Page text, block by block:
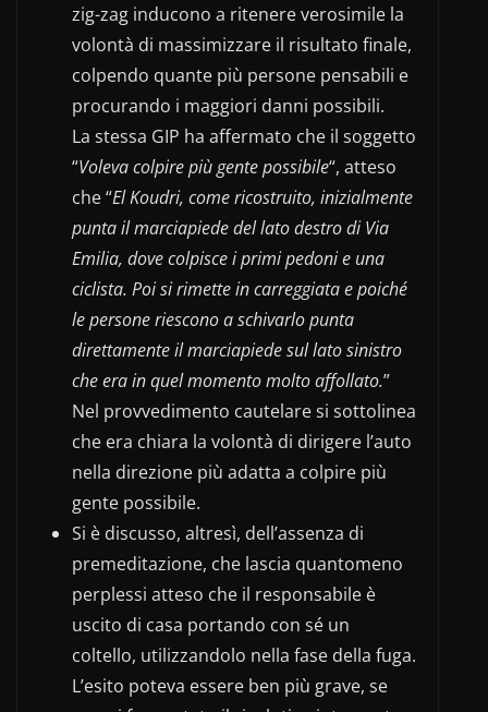
zig-zag inducono a ritenere verosimile la
volontà di massimizzare il risultato finale,
colpendo quante più persone pensabili e
procurando i maggiori danni possibili.
La stessa GIP ha affermato che il soggetto
“Voleva colpire più gente possibile“, atteso
che “El Koudri, come ricostruito, inizialmente
punta il marciapiede del lato destro di Via
Emilia, dove colpisce i primi pedoni e una
ciclista. Poi si rimette in carreggiata e poiché
le persone riescono a schivarlo punta
direttamente il marciapiede sul lato sinistro
che era in quel momento molto affollato.”
Nel provvedimento cautelare si sottolinea
che era chiara la volontà di dirigere l’auto
nella direzione più adatta a colpire più
gente possibile.
Si è discusso, altresì, dell’assenza di
premeditazione, che lascia quantomeno
perplessi atteso che il responsabile è
uscito di casa portando con sé un
coltello, utilizzandolo nella fase della fuga.
L’esito poteva essere ben più grave, se